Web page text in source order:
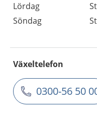
Lördag
Söndag
Växeltelefon
0300-56 50